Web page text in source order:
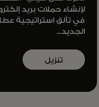
لإنشاء حملات بريد
في تألق استراتيجية
الجديد...
تنزيل